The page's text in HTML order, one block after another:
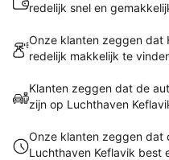
redelijk snel en
Onze klanten zeggen dat
redelijk makkelijk te
Klanten zeggen dat de
zijn op Luchthaven
Onze klanten zeggen dat
Luchthaven Keflavik best